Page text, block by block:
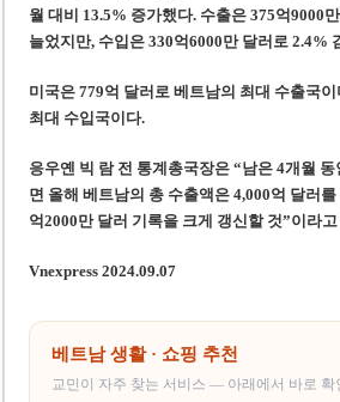
월 대비 13.5% 증가했다. 수출은 375억9000
늘었지만, 수입은 330억6000만 달러로 2.4%
미국은 779억 달러로 베트남의 최대 수출국
최대 수입국이다.
응우옌 빅 람 전 통계 총국장은 “남은 4개월
면 올해 베트남의 총 수출액은 4,000억 달러
억2000만 달러 기록을 크게 갱신할 것”이라
Vnexpress 2024.09.07
베트남 생활 · 쇼핑 추천
교민이 자주 찾는 서비스 — 아래에서 바로 확